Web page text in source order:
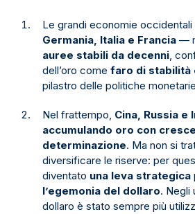
Le grandi economie
Germania, Italia e Francia —
auree stabili da decenni,
dell’oro come faro di stabilità
pilastro delle politiche
Nel frattempo, Cina, Russia e
accumulando oro con
determinazione. Ma non si
diversificare le riserve: per
diventato una leva strategica
l’egemonia del dollaro. Negli
dollaro è stato sempre più